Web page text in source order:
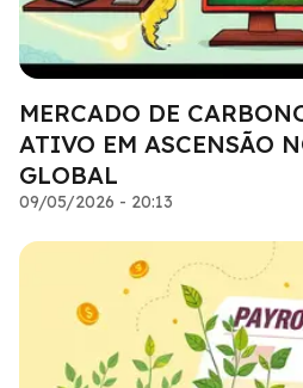
MERCADO DE
ATIVO EM ASCENSÃO
GLOBAL
09/05/2026 - 20:13